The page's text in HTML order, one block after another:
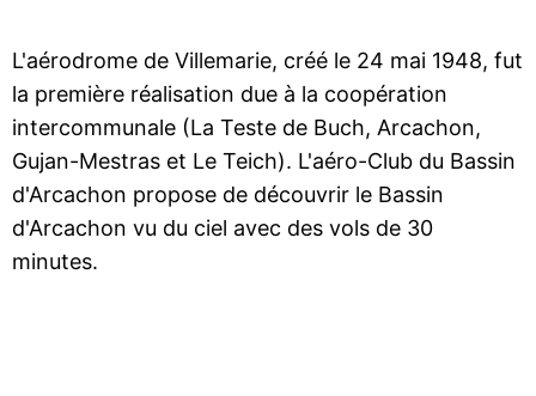
L'aérodrome de Villemarie, créé le 24 mai 1948, fut
la première réalisation due à la coopération
intercommunale (La Teste de Buch, Arcachon,
Gujan-Mestras et Le Teich). L'aéro-Club du Bassin
d'Arcachon propose de découvrir le Bassin
d'Arcachon vu du ciel avec des vols de 30
minutes.